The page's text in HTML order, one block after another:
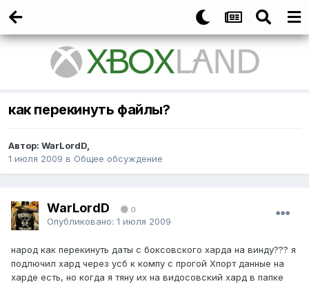
как перекинуть файлы?
Автор: WarLordD,
1 июля 2009 в Общее обсуждение
WarLordD 0
Опубликовано: 1 июля 2009
народ как перекинуть даты с боксовского харда на винду??? я
подлючил хард через усб к компу с прогой Хпорт данные на
харде есть, но когда я тяну их на видосовский хард в папке